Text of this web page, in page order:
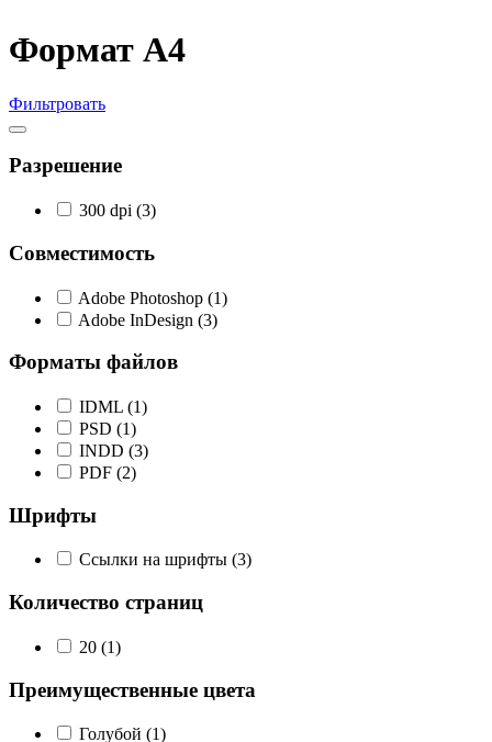
Формат А4
Фильтровать
Разрешение
300 dpi (3)
Совместимость
Adobe Photoshop (1)
Adobe InDesign (3)
Форматы файлов
IDML (1)
PSD (1)
INDD (3)
PDF (2)
Шрифты
Ссылки на шрифты (3)
Количество страниц
20 (1)
Преимущественные цвета
Голубой (1)